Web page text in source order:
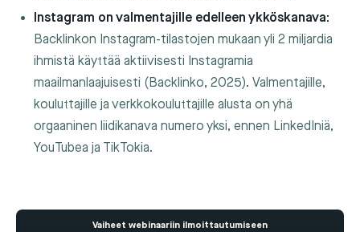
Instagram on valmentajille edelleen ykköskanava:
Backlinkon Instagram-tilastojen mukaan yli 2 miljardia
ihmistä käyttää aktiivisesti Instagramia
maailmanlaajuisesti (Backlinko, 2025). Valmentajille,
kouluttajille ja verkkokouluttajille alusta on yhä
orgaaninen liidikanava numero yksi, ennen LinkedIniä,
YouTubea ja TikTokia.
Vaiheet webinaariin ilmoittautumiseen